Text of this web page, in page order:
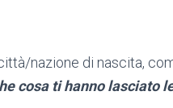
nazione di nascita,
cosa ti hanno lasciato